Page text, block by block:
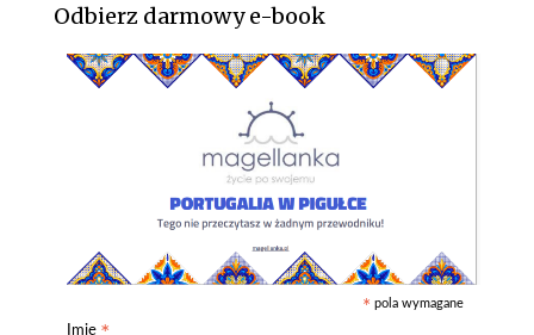
Odbierz darmowy e-book
* pola wymagane
Imię